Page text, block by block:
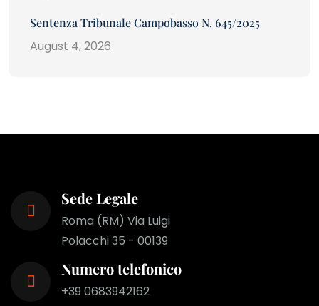
Sentenza Tribunale Campobasso N. 645/2025
August 4, 2026
Sede Legale
Roma (RM) Via Luigi
Polacchi 35 - 00139
Numero telefonico
+39 0683942162